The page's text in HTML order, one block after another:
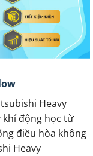
Heavy
khí động học từ
điều hòa không
Heavy